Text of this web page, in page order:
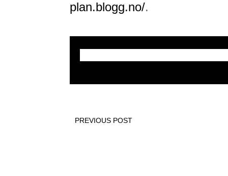
plan.blogg.no/.
PREVIOUS POST